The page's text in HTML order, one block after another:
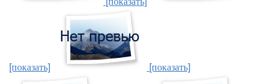
[показать] [показать]